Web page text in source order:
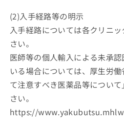
(2)入手経路等の明示
入手経路については各クリニ
さい。
医師等の個人輸入による未承
いる場合については、厚生労
て注意すべき医薬品等につい
さい。
https://
りま
す。
クリ
ニッ
クの
予
約・
のご
相談
など
はで
きま
ら
無
料
情
報
拡
充
の
お
申
こ
ち
ら
資
料
ご
請
求
は